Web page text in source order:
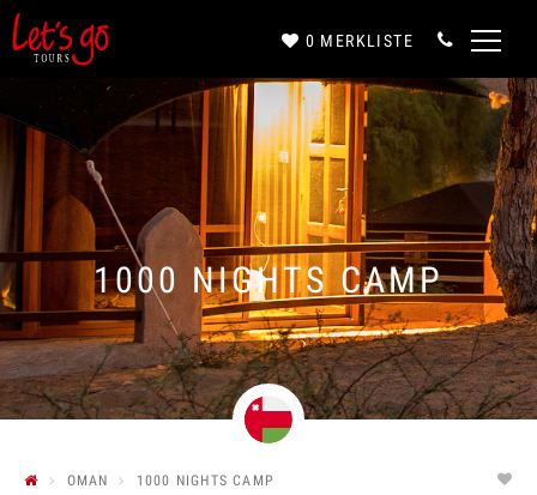
0 MERKLISTE
1000 NIGHTS CAMP
OMAN 1000 NIGHTS CAMP
Anrede*
Vorname*
Nachname*